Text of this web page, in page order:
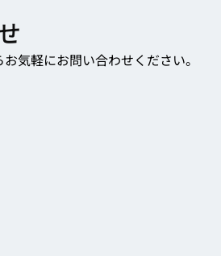
気軽にお問い合わせください。